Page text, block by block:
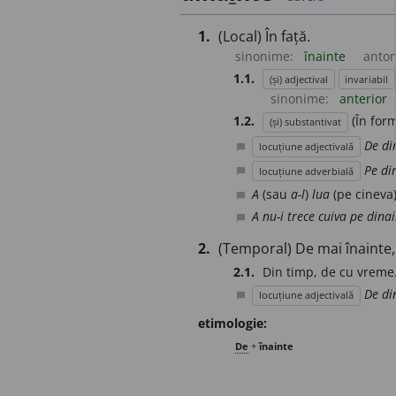
1. (Local) În față.
sinonime: înainte
1.1.
(și) adjectival invariabil
sinonime:
anterior
1.2.
(și) substantivat (În
locuțiune adjectivală De
chat_bubble locuțiune adverbială Pe
A (saua-l)lua (pe
A nu-i trece cuiva pe
2. (Temporal) De mai
2.1. Din timp, de cu vreme.
locuțiune adjectivală De
etimologie:
De +înainte